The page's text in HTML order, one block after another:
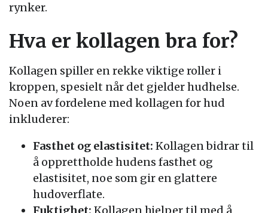
rynker.
Hva er kollagen bra for?
Kollagen spiller en rekke viktige roller i
kroppen, spesielt når det gjelder hudhelse.
Noen av fordelene med kollagen for hud
inkluderer:
Fasthet og elastisitet: Kollagen bidrar til
å opprettholde hudens fasthet og
elastisitet, noe som gir en glattere
hudoverflate.